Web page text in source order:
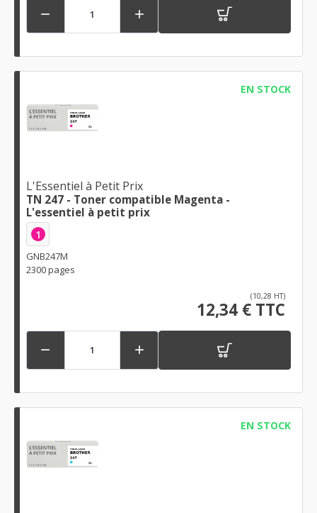
 
EN STOCK
L'Essentiel à Petit Prix
TN 247 - Toner compatible Magenta -
L'essentiel à petit prix
1
GNB247M
2300 pages
(10,28 HT)
12,34 € TTC
 
EN STOCK